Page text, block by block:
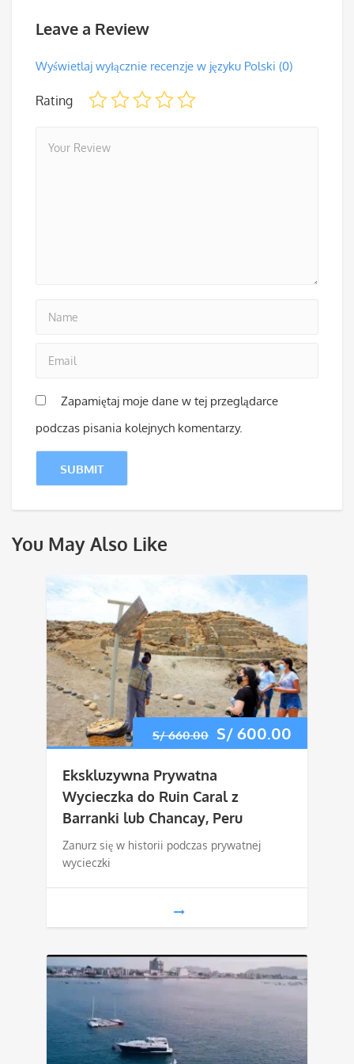
Leave a Review
Wyświetlaj wyłącznie recenzje w języku Polski (0)
Rating
Zapamiętaj moje dane w tej przeglądarce
podczas pisania kolejnych komentarzy.
You May Also Like
S/660.00 Pierwotna
wynosiła:
S/ 660.00.
S/600.00
Ekskluzywna Prywatna
Wycieczka do Ruin Caral z
Barranki lub Chancay, Peru
Zanurz się w historii podczas prywatnej
wycieczki